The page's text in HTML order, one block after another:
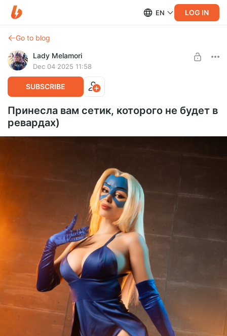
EN LOG IN
Go to blog
Lady Melamori
Dec 04 2025 11:58
SUBSCRIBE
Принесла вам сетик, которого не будет в
ревардах)